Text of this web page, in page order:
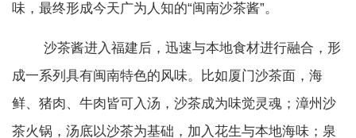
味，最终形成今天广为人知的“闽南沙茶酱”。
沙茶酱进入福建后，迅速与本地食材进行融合，形
成一系列具有闽南特色的风味。比如厦门沙茶面，海
鲜、猪肉、牛肉皆可入汤，沙茶成为味觉灵魂；漳州沙
茶火锅，汤底以沙茶为基础，加入花生与本地海味；泉